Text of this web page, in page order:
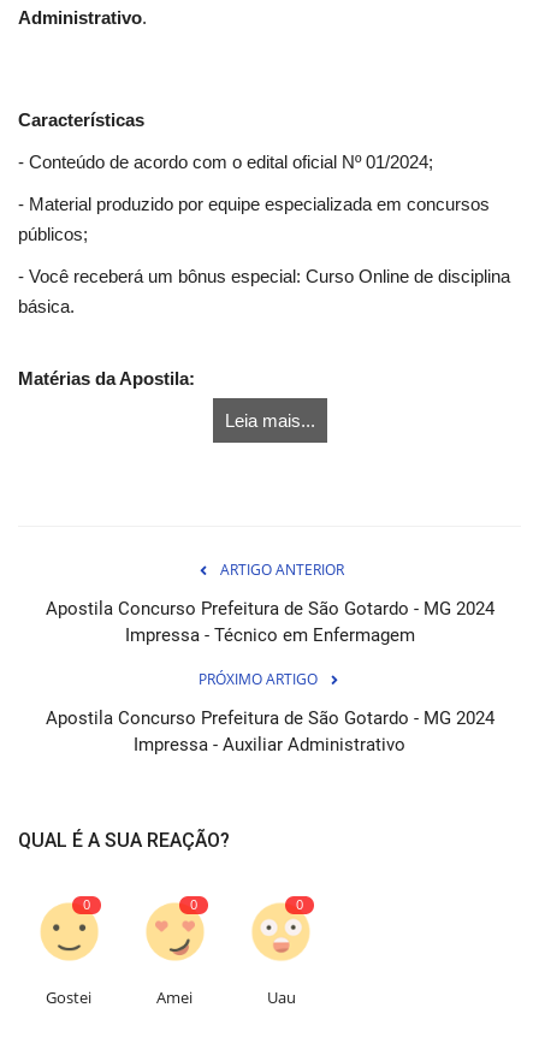
Administrativo.
Características
- Conteúdo de acordo com o edital oficial Nº 01/2024;
- Material produzido por equipe especializada em concursos
públicos;
- Você receberá um bônus especial: Curso Online de disciplina
básica.
Matérias da Apostila:
Leia mais...
ARTIGO ANTERIOR
Apostila Concurso Prefeitura de São Gotardo - MG 2024
Impressa - Técnico em Enfermagem
PRÓXIMO ARTIGO
Apostila Concurso Prefeitura de São Gotardo - MG 2024
Impressa - Auxiliar Administrativo
QUAL É A SUA REAÇÃO?
0
Gostei
0
Amei
0
Uau